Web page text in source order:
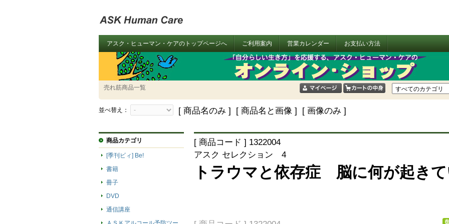
アスク・ヒューマン・ケアのトップページへ ご利用案内 営業カレンダー お支払い方法
売れ筋商品一覧
並べ替え： [ 商品名のみ ] [ 商品名と画像 ] [ 画像のみ ]
[ 商品コード ] 1322004
アスク セレクション 4
トラウマと依存症 脳に何が起き
商品カテゴリ
[季刊ビィ] Be!
書籍
冊子
DVD
通信講座